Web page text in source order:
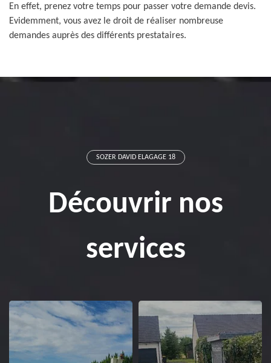
En effet, prenez votre temps pour passer votre demande devis.
Evidemment, vous avez le droit de réaliser nombreuse
demandes auprès des différents prestataires.
SOZER DAVID ELAGAGE 18
Découvrir nos
services